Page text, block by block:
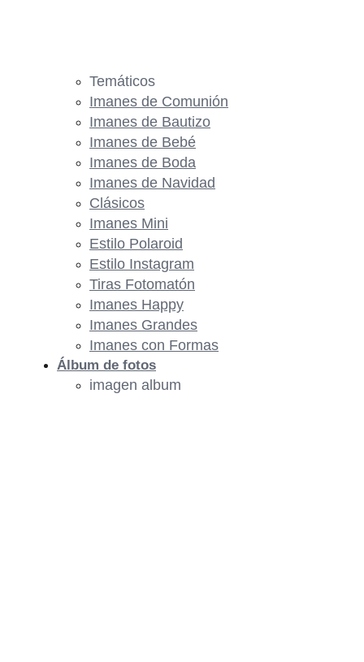
Temáticos
Imanes de Comunión
Imanes de Bautizo
Imanes de Bebé
Imanes de Boda
Imanes de Navidad
Clásicos
Imanes Mini
Estilo Polaroid
Estilo Instagram
Tiras Fotomatón
Imanes Happy
Imanes Grandes
Imanes con Formas
Álbum de fotos
imagen album